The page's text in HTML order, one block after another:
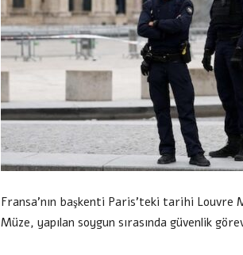
Fransa’nın başkenti Paris’teki tarihi Louvre
Müze, yapılan soygun sırasında güvenlik